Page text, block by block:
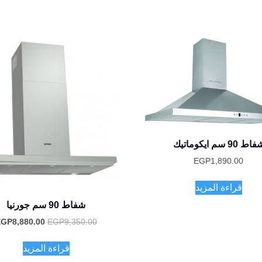
90 سم ايكوماتيك
EGP1,890.00
قراءة المزيد
شفاط 90 سم جورنيا
EGP9,350.00
السعر
هو:
EGP9,350.00.
8,880.00
قراءة المزيد